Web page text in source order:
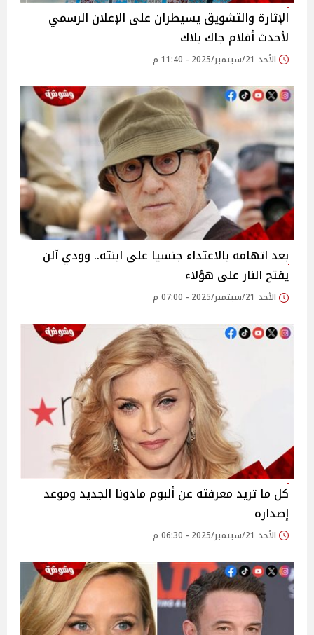
الإثارة والتشويق يسيطران على الإعلان الرسمي
لأحدث أفلام جاك بلاك
الأحد 21/سبتمبر/2025 - 11:40 م
بعد اتهامه بالاعتداء جنسيا على ابنته.. وودي آلن
يفتح النار على هؤلاء
الأحد 21/سبتمبر/2025 - 07:00 م
كل ما تريد معرفته عن ألبوم مادونا الجديد وموعد
إصداره
الأحد 21/سبتمبر/2025 - 06:30 م